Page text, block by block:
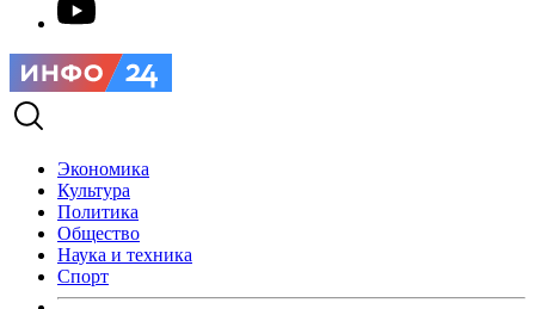
Экономика
Культура
Политика
Общество
Наука и техника
Спорт